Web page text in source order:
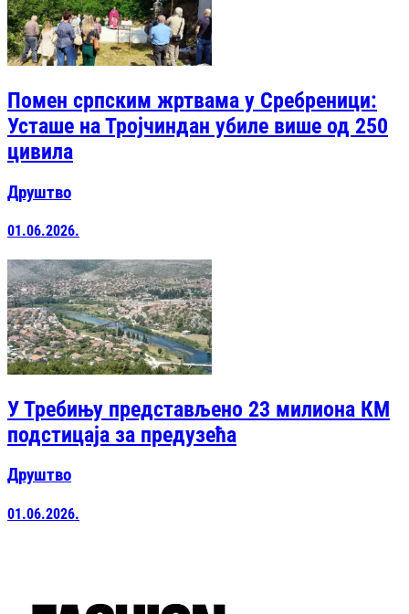
Помен српским жртвама у Сребреници:
Усташе на Тројчиндан убиле више од 250
цивила
Друштво
01.06.2026.
У Требињу представљено 23 милиона КМ
подстицаја за предузећа
Друштво
01.06.2026.